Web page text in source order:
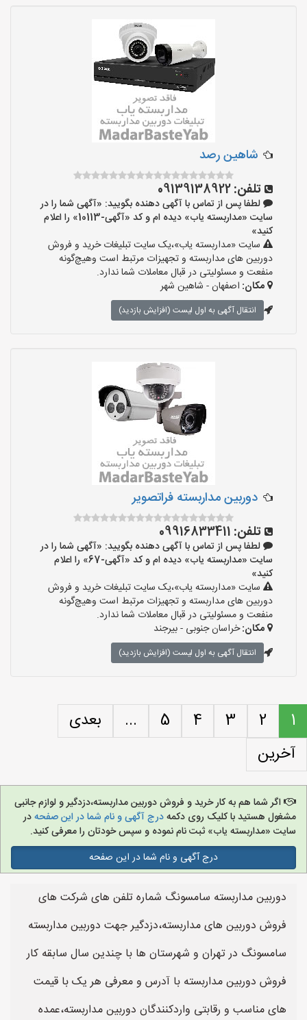
شاهین رصد
تلفن:09139138922
لطفا پس از تماس با آگهی دهنده بگویید: «آگهی شما را در
سایت «مداربسته یاب» دیده ام و کد «آگهی-10113» را اعلام
کنید»
سایت «مداربسته یاب»،یک سایت تبلیغات خرید و فروش
دوربین های مداربسته و تجهیزات مرتبط است وهیچ‌گونه
منفعت و مسئولیتی در قبال معاملات شما ندارد.
مکان: اصفهان - شاهین شهر
انتقال آگهی به اول لیست (افزایش بازدید)
دوربین مداربسته فراتصویر
تلفن: 09916833411
لطفا پس از تماس با آگهی دهنده بگویید: «آگهی شما را در
سایت «مداربسته یاب» دیده ام و کد «آگهی-67» را اعلام
کنید»
سایت «مداربسته یاب»،یک سایت تبلیغات خرید و فروش
دوربین های مداربسته و تجهیزات مرتبط است وهیچ‌گونه
منفعت و مسئولیتی در قبال معاملات شما ندارد.
مکان:خراسان جنوبی - بیرجند
انتقال آگهی به اول لیست (افزایش بازدید)
1
2
3
4
5
...
بعدی
آخرین
اگر شما هم به کار خرید و فروش دوربین مداربسته،دزدگیر و لوازم جانبی
مشغول هستید با کلیک روی دکمهدرج آگهی و نام شما در این صفحهدر
سایت «مداربسته یاب» ثبت نام نموده و سپس خودتان را معرفی کنید.
درج آگهی و نام شما در این صفحه
دوربین مداربسته سامسونگ شماره تلفن های شرکت های
فروش دوربین های مداربسته،دزدگیر جهت دوربین مداربسته
سامسونگ در تهران و شهرستان ها با چندین سال سابقه کار
فروش دوربین مداربسته با آدرس و معرفی هر یک با قیمت
های مناسب و رقابتی واردکنندگان دوربین مداربسته،عمده